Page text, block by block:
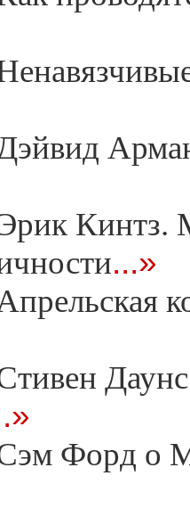
Кинтз.
...»
Форд о